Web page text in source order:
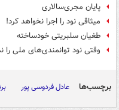
پایان مجری‌سالاری
میثاقی نود را اجرا نخواهد کرد!
طغیان سلبریتی خودساخته
وقتی نود توانمندی‌های ملی را
برچسب‌ها عادل فردوسی پور